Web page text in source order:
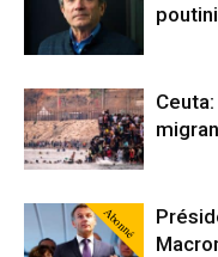
Abonné